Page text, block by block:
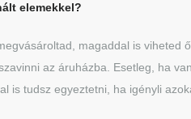
elemekkel?
magaddal is viheted
az áruházba. Esetleg, ha
is tudsz egyeztetni, ha igényli